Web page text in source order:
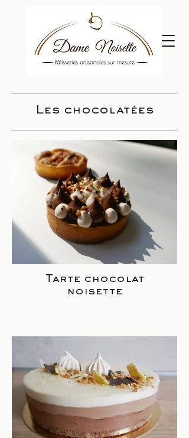
Les chocolatées
Tarte chocolat
noisette